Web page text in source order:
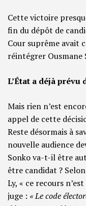
Cette victoire
fin du dépôt de
Cour suprême avait
réintégrer Ousmane
L’État a déjà prévu
Mais rien n’est
appel de cette
Reste désormais à
nouvelle audience
Sonko va-t-il être
être candidat ?
Ly, « ce recours
juge : « Le code